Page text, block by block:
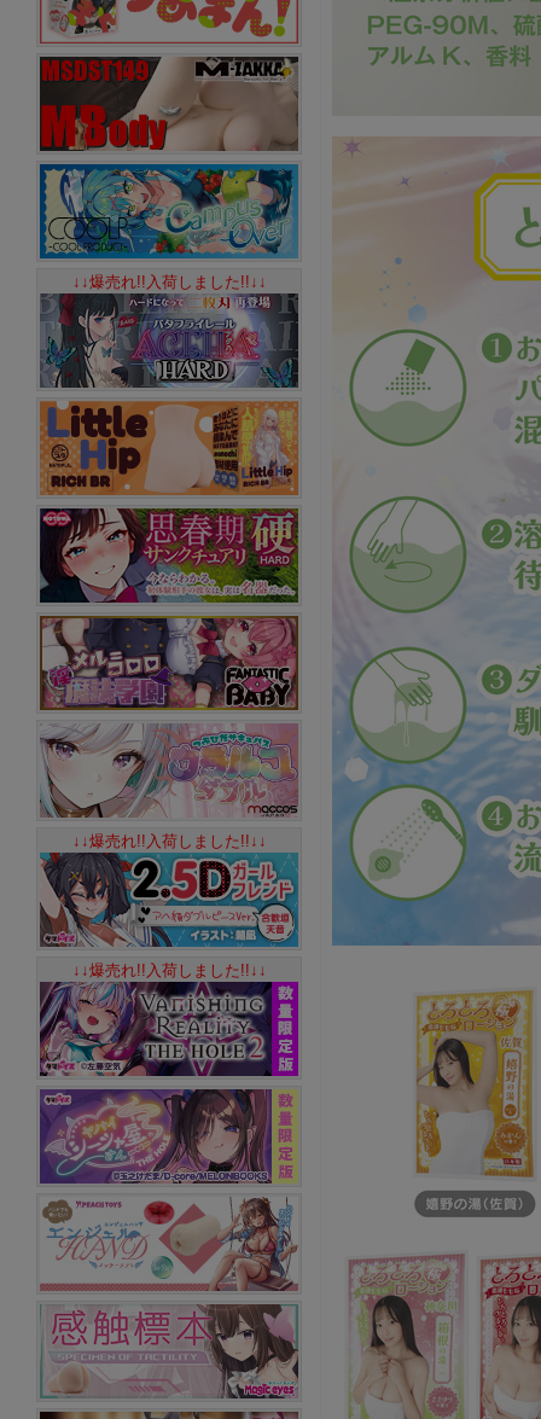
↓↓爆売れ!!入荷しました!!↓↓
↓↓爆売れ!!入荷しました!!↓↓
↓↓爆売れ!!入荷しました!!↓↓